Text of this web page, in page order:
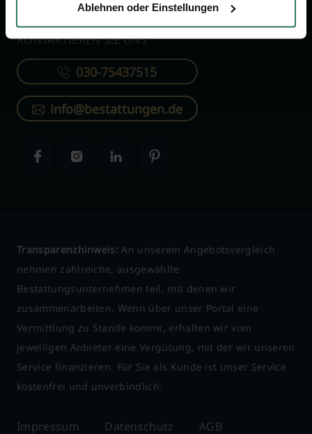
Ablehnen oder Einstellungen
KONTAKTIEREN SIE UNS
030-75437515
info@bestattungen.de
Transparenzhinweis: An unserem Angebotsvergleich
nehmen zahlreiche, ausgewählte
Bestattungsunternehmen teil, mit denen wir
zusammenarbeiten. Wenn über unser Portal eine
Vermittlung zu Stande kommt, erhalten wir vom
jeweiligen Anbieter eine Vergütung, mit der wir unseren
Service finanzieren. Für Sie als Kunde ist unser Service
kostenfrei und unverbindlich.
Impressum Datenschutz AGB